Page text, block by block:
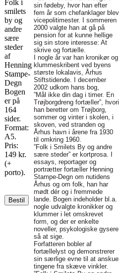
Folk i
smilets
by og
andre
sære
steder
af
Henning
Stampe-
Degn
Bogen
er på
164
sider.
Format:
A5.
Pris:
149 kr.
(+
porto).
Bestil
sin fødeby, hvor han efter
fem år som chefanklager blev
vicepolitimester. I sommeren
2000 valgte han at gå på
pension for at kunne hellige
sig sin store interesse: At
skrive og fortælle.
I nogle år var han kronikør og
klummeskribent ved byens
største lokalavis, Århus
Stiftstidende. I december
2002 udkom hans bog,
”Mål ikke din dag i timer. En
Trøjborgdreng fortæller”, hvori
han beretter om Trøjborg,
sommer og vinter i skolen, i
skoven, ved stranden og
Århus havn i årene fra 1930
til omkring 1960.
”Folk i Smilets By og andre
sære steder” er kortprosa. I
essays, reportager og
portrætter fortæller Henning
Stampe-Degn om nutidens
Århus og om folk, han har
mødt dér og i fremmede
lande. Bogen indeholder bl.a.
nogle udvalgte kronikker og
klummer i let omskrevet
form, og der er enkelte
noveller, psykologiske gysere
så at sige.
Forfatteren bobler af
fortællelyst og demonstrerer
sin særlige evne til at anskue
tingene fra skæve vinkler.